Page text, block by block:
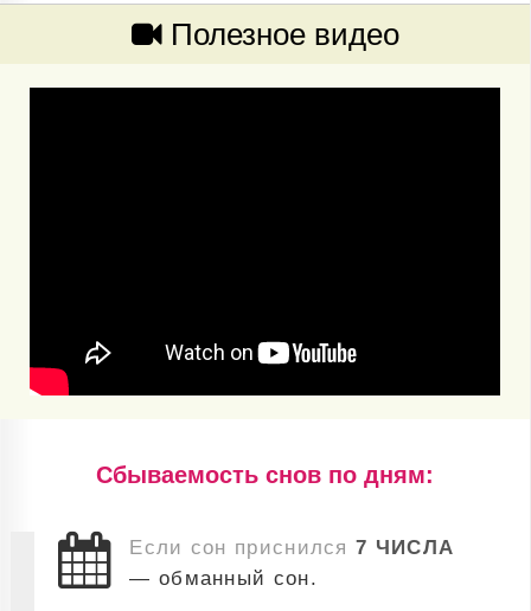
Полезное видео
Cбываемость снов по дням:
Если сон приснился 7 ЧИСЛА
— обманный сон.